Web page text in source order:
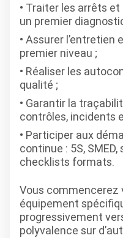
Traiter les arrêts
un premier
Assurer l’entretien
premier niveau ;
Réaliser les
qualité ;
Garantir la
contrôles, incidents
Participer aux
continue : 5S,
checklists formats.
Vous commencerez
équipement
progressivement
polyvalence sur